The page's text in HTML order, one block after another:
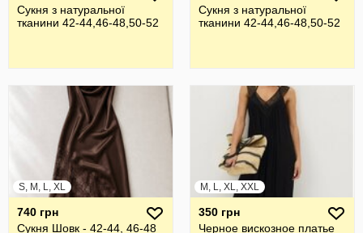
Сукня з натуральної
тканини 42-44,46-48,50-52
Сукня з натуральної
тканини 42-44,46-48,50-52
S, M, L, XL
740 грн
Сукня Шовк - 42-44, 46-48
M, L, XL, XXL
350 грн
Черное вискозное платье